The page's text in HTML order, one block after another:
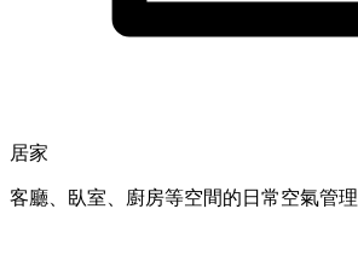
居家
客廳、臥室、廚房等空間的日常空氣管理